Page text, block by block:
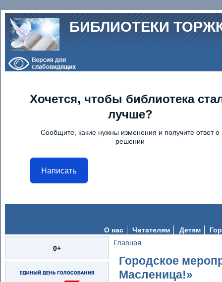
Перейти к основному содержанию
БИБЛИОТЕКИ
Хочется, чтобы библиотека
лучше?
Сообщите, какие нужны изменения и получите ответ о
решении
Написать
О нас Читателям Детям
0+ Вы здесь
Главная
Городское
Масленица!»